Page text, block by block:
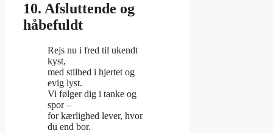
10. Afsluttende og
håbefuldt
Rejs nu i fred til ukendt
kyst,
med stilhed i hjertet og
evig lyst.
Vi følger dig i tanke og
spor –
for kærlighed lever, hvor
du end bor.